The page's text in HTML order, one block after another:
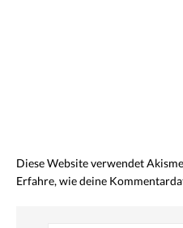
Diese Website verwendet
Erfahre, wie deine